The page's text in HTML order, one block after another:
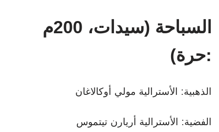
السباحة (سيدات، 200م
حرة):
الذهبية: الأسترالية مولي أوكالاغان
الفضية: الأسترالية أريارن تيتموس